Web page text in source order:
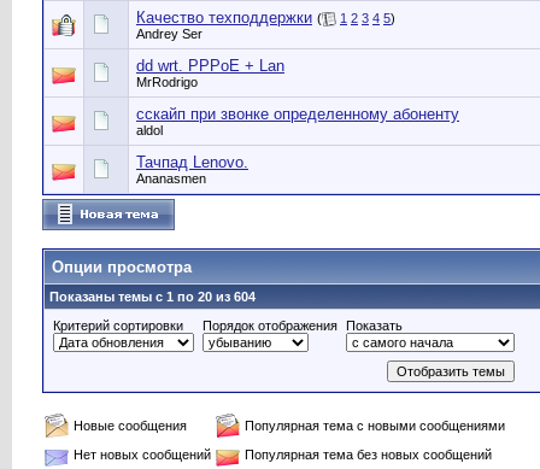
Качество техподдержки ( 1 2 3 4 5)
Andrey Ser
dd wrt. PPPoE + Lan
MrRodrigo
сскайп при звонке определенному абоненту
aldol
Тачпад Lenovo.
Ananasmen
Опции просмотра
Показаны темы с 1 по 20 из 604
Критерий сортировки
Порядок отображения Показать
Новые сообщения
Популярная тема с новыми сообщениями
Нет новых сообщений
Популярная тема без новых сообщений